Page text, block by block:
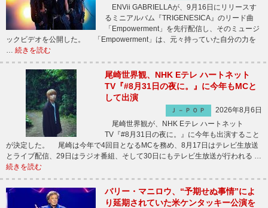
ENVii GABRIELLAが、9月16日にリリースす
るミニアルバム『TRIGENESICA』のリード曲
「Empowerment」を先行配信し、そのミュージ
ックビデオを公開した。 「Empowerment」は、元々持っていた自分の力を
… 続きを読む
尾崎世界観、NHK Eテレ ハートネット
TV『#8月31日の夜に。』に今年もMCと
して出演
Ｊ－ＰＯＰ
2026年8月6日
尾崎世界観が、NHK Eテレ ハートネット
TV『#8月31日の夜に。』に今年も出演すること
が決定した。 尾崎は今年で4回目となるMCを務め、8月17日はテレビ生放送
とライブ配信、29日はラジオ番組、そして30日にもテレビ生放送が行われる …
続きを読む
バリー・マニロウ、“予期せぬ事情”によ
り延期されていた米ケンタッキー公演を